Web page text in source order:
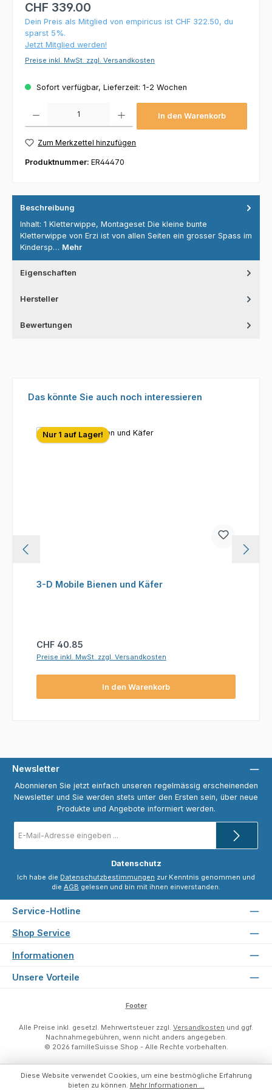
CHF 339.00
Dein Preis als Mitglied von empiricus ist CHF 322.50, du
sparst 5%.
Jetzt Mitglied werden!
Preise inkl. MwSt. zzgl. Versandkosten
Sofort verfügbar, Lieferzeit: 1-2 Wochen
In den Warenkorb
Zum Merkzettel hinzufügen
Produktnummer: ER44470
Beschreibung
Inhalt: 1 Kletterwippe, Montageset Die kleine bunte
Kletterwippe von Erzi ist von allen Seiten ein grosser Spass im
Kindersp… Mehr
Eigenschaften
Hersteller
Bewertungen
Produktgalerie überspringen
Das könnte Sie auch noch interessieren
Nur 1 auf Lager!
3-D Mobile Bienen und Käfer
Regulärer Preis:
CHF 40.85
Preise inkl. MwSt. zzgl. Versandkosten
In den Warenkorb
Newsletter
Abonnieren Sie jetzt einfach unseren regelmässig erscheinenden
Newsletter und Sie werden stets unter den Ersten sein, über neue
Produkte und Angebote informiert werden.
Mail-
Datenschutz
Ich habe die Datenschutzbestimmungen zur Kenntnis genommen und
die AGB gelesen und bin mit ihnen einverstanden.
Service-Hotline
Shop Service
Informationen
Unsere Vorteile
Footer
Alle Preise inkl. gesetzl. Mehrwertsteuer zzgl. Versandkosten und ggf.
Nachnahmegebühren, wenn nicht anders angegeben.
© 2026 familleSuisse Shop - Alle Rechte vorbehalten.
Diese Website verwendet Cookies, um eine bestmögliche Erfahrung
bieten zu können. Mehr Informationen ...